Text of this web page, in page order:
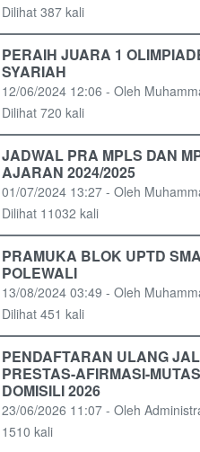
Dilihat 387 kali
PERAIH JUARA 1
SYARIAH
12/06/2024 12:06 - Oleh
Dilihat 720 kali
JADWAL PRA MPLS DAN
AJARAN 2024/2025
01/07/2024 13:27 - Oleh
Dilihat 11032 kali
PRAMUKA BLOK UPTD
POLEWALI
13/08/2024 03:49 - Oleh
Dilihat 451 kali
PENDAFTARAN ULANG
PRESTAS-AFIRMASI-
DOMISILI 2026
23/06/2026 11:07 - Oleh
1510 kali